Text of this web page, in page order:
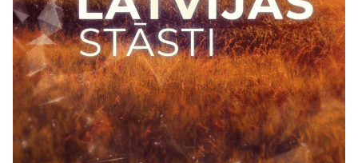
Bizness
Video
Vieta